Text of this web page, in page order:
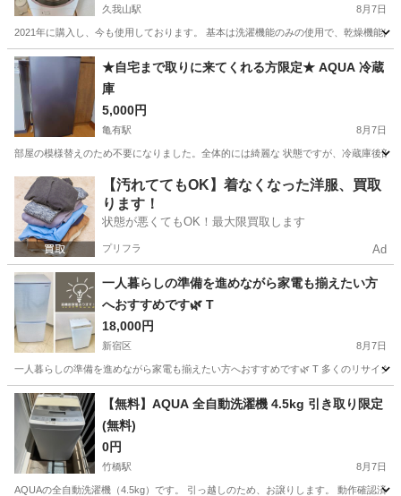
久我山駅 8月7日
2021年に購入し、今も使用しております。 基本は洗濯機能のみの使用で、乾燥機能
東京 杉並区 久我山駅 生活家電
★自宅まで取りに来てくれる方限定★ AQUA 冷蔵
庫
5,000円
亀有駅 8月7日
部屋の模様替えのため不要になりました。全体的には綺麗な 状態ですが、冷蔵庫後
東京 葛飾区 亀有駅 キッチン家電
【汚れててもOK】着なくなった洋服、買取
ります！
状態が悪くてもOK！最大限買取します
プリフラ Ad
一人暮らしの準備を進めながら家電も揃えたい方
へおすすめです🌿 T
18,000円
新宿区 8月7日
一人暮らしの準備を進めながら家電も揃えたい方へおすすめです🌿 T 多くのリサイ
東京 新宿区 生活家電
【無料】AQUA 全自動洗濯機 4.5kg 引き取り限定
(無料)
0円
竹橋駅 8月7日
AQUAの全自動洗濯機（4.5kg）です。 引っ越しのため、お譲りします。 動作確認済